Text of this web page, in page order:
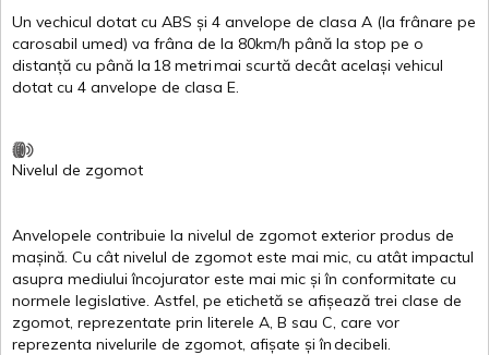
Un vechicul dotat cu ABS și 4 anvelope de clasa A (la frânare pe
carosabil umed) va frâna de la 80km/h până la stop pe o
distanță cu până la 18 metrimai scurtă decât același vehicul
dotat cu 4 anvelope de clasa E.
Nivelul de zgomot
Anvelopele contribuie la nivelul de zgomot exterior produs de
mașină. Cu cât nivelul de zgomot este mai mic, cu atât impactul
asupra mediului încojurator este mai mic și în conformitate cu
normele legislative. Astfel, pe etichetă se afișează trei clase de
zgomot, reprezentate prin literele A, B sau C, care vor
reprezenta nivelurile de zgomot, afișate și îndecibeli.